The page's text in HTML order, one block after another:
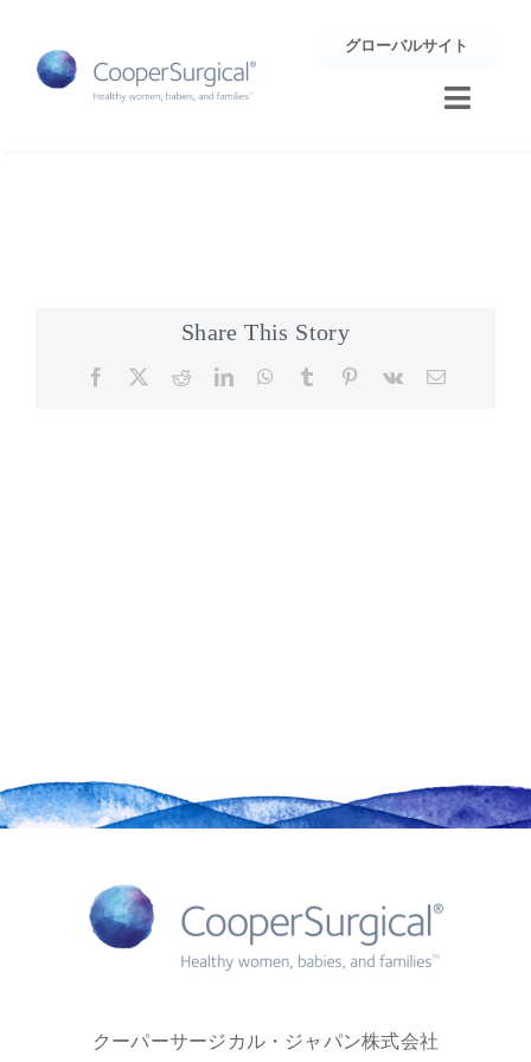
content
グローバルサイト
Toggle
企業情報
お問合せ
Share This Story
Facebook RedditLinkedInWhatsApp
Tumblr Pinterest
Vk Email
クーパーサージカル・ジャパン株式会社